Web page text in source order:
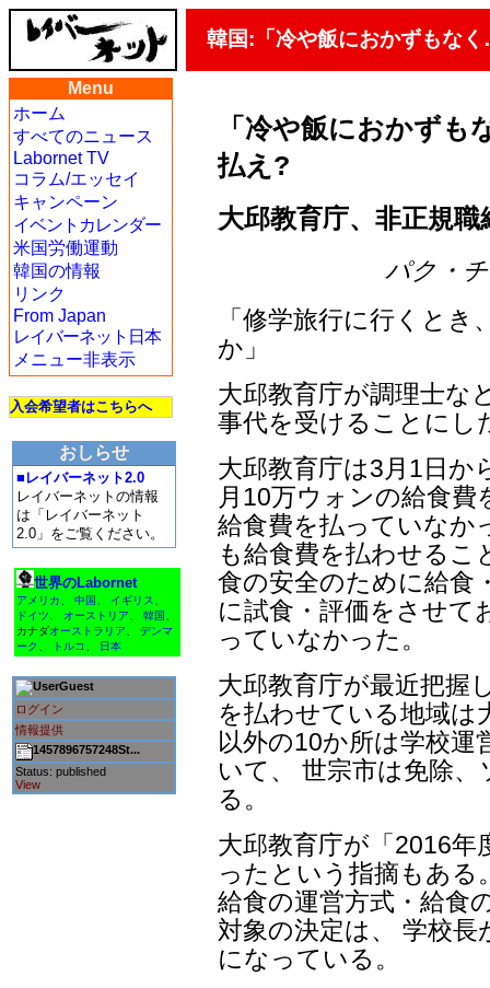
韓国:「冷や飯におかずもな
Menu
ホーム
すべてのニュース
Labornet TV
コラム/エッセイ
キャンペーン
イベントカレンダー
米国労働運動
韓国の情報
リンク
From Japan
レイバーネット日本
メニュー非表示
入会希望者はこちらへ
おしらせ
■レイバーネット2.0
レイバーネットの情報
は「レイバーネット
2.0」をご覧ください。
世界のLabornet
アメリカ 中国 イギリス
ドイツ
オーストリア 韓国
カナダオーストラリア
デンマ
ーク
トルコ 日本
Guest
ログイン
情報提供
1457896757248St...
Status: published
View
「冷や飯におかず
払え?
大邱教育庁、非正規
パク・
「修学旅行に行くと
か」
大邱教育庁が調理士な
事代を受けることにし
大邱教育庁は3月1日か
月10万ウォンの給食
給食費を払っていなか
も給食費を払わせるこ
食の安全のために給食
に試食・評価をさせて
っていなかった。
大邱教育庁が最近把握
を払わせている地域は
以外の10か所は学校
いて、 世宗市は免除
る。
大邱教育庁が「2016年
ったという指摘もある
給食の運営方式・給食
対象の決定は、 学校
になっている。